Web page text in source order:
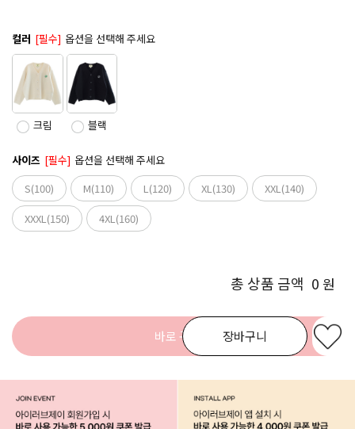
컬러 [필수] 옵션을 선택해 주세요
크림 블랙
사이즈 [필수] 옵션을 선택해 주세요
S(100)
M(110) L(120) XL(130)
XXL(140)
XXXL(150)
4XL(160)
총 상품 금액 0 원
장바구니
바로 구매